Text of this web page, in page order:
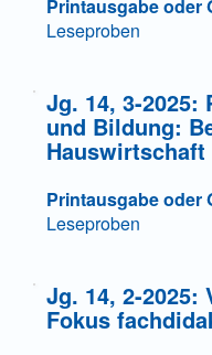
Printausgabe oder
Leseproben
Jg. 14, 3-
und Bildung:
Hauswirtschaft
Printausgabe oder
Leseproben
Jg. 14, 2-2025:
Fokus